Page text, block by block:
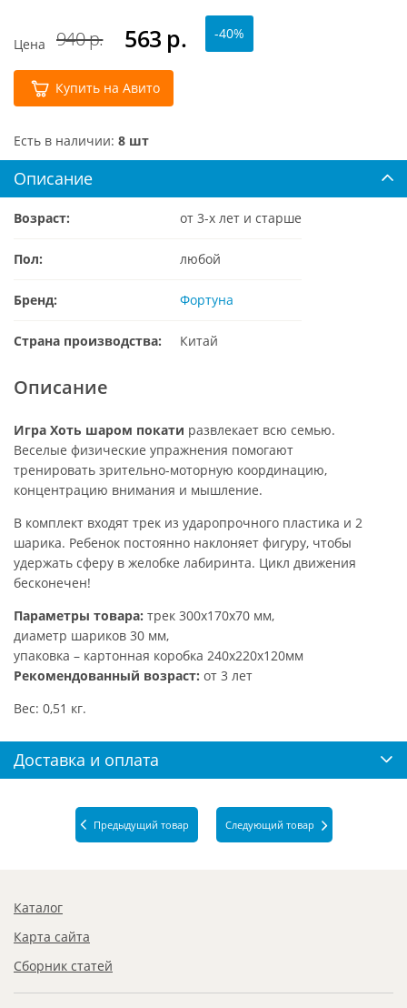
Цена 940 р. 563 р. -40%
Купить на Авито
Есть в наличии: 8 шт
Описание
Возраст: от 3-х лет и старше
Пол: любой
Бренд: Фортуна
Страна производства: Китай
Описание
Игра Хоть шаром покати развлекает всю семью.
Веселые физические упражнения помогают
тренировать зрительно-моторную координацию,
концентрацию внимания и мышление.
В комплект входят трек из ударопрочного пластика и 2
шарика. Ребенок постоянно наклоняет фигуру, чтобы
удержать сферу в желобке лабиринта. Цикл движения
бесконечен!
Параметры товара: трек 300х170х70 мм,
диаметр шариков 30 мм,
упаковка – картонная коробка 240х220х120мм
Рекомендованный возраст: от 3 лет
Вес: 0,51 кг.
Доставка и оплата
Предыдущий товар Следующий товар
Каталог
Карта сайта
Сборник статей